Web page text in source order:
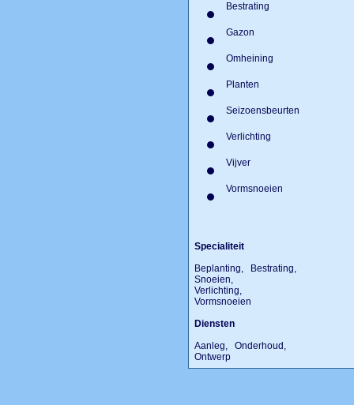
Bestrating
Gazon
Omheining
Planten
Seizoensbeurten
Verlichting
Vijver
Vormsnoeien
Specialiteit
Beplanting, Bestrating,
Snoeien,
Verlichting,
Vormsnoeien
Diensten
Aanleg, Onderhoud,
Ontwerp